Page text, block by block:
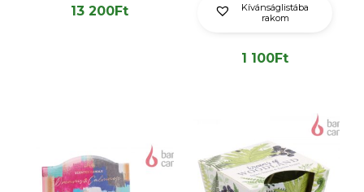
13 200Ft
Kívánságlistába
rakom
1 100Ft